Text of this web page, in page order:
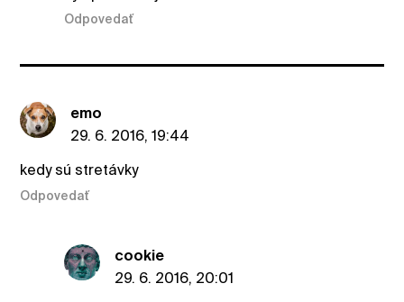
Odpovedať
emo
29. 6. 2016, 19:44
kedy sú stretávky
Odpovedať
cookie
29. 6. 2016, 20:01